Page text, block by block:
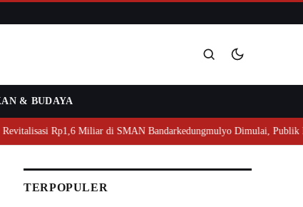
& BUDAYA
Miliar di SMAN Bandarkedungmulyo Dimulai, Publik Minta
TERPOPULER